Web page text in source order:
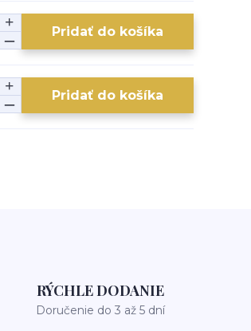
Pridať do košíka
Pridať do košíka
RÝCHLE DODANIE
Doručenie do 3 až 5 dní